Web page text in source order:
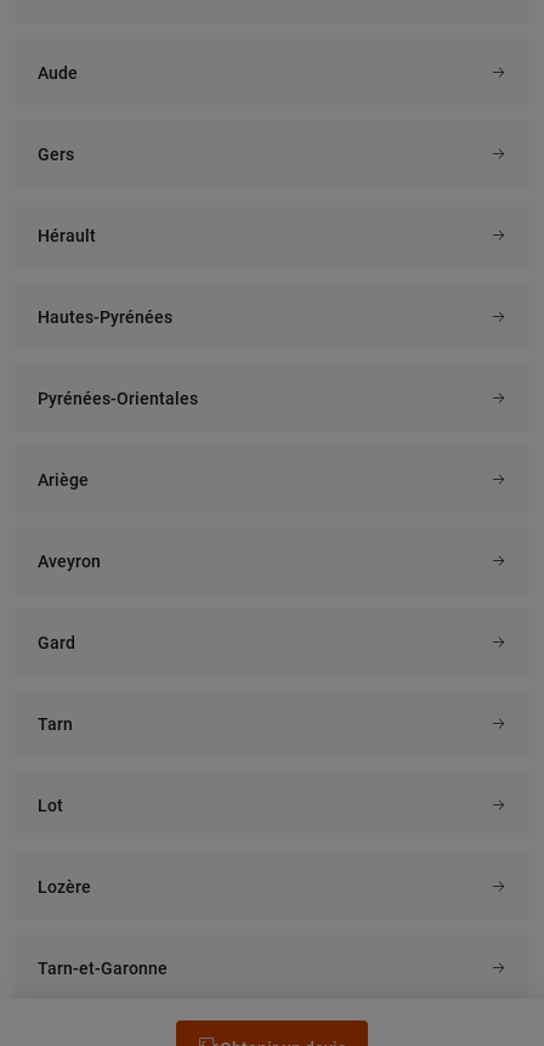
Aude
Gers
Hérault
Hautes-Pyrénées
Pyrénées-Orientales
Ariège
Aveyron
Gard
Tarn
Lot
Lozère
Tarn-et-Garonne